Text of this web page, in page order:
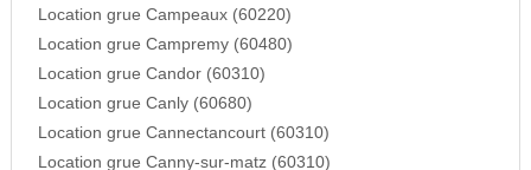
Location grue Campeaux (60220)
Location grue Campremy (60480)
Location grue Candor (60310)
Location grue Canly (60680)
Location grue Cannectancourt (60310)
Location grue Canny-sur-matz (60310)